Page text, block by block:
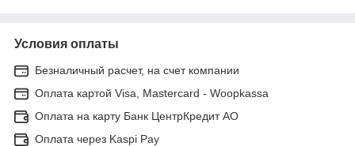
Условия оплаты
Безналичный расчет, на счет компании
Оплата картой Visa, Mastercard - Woopkassa
Оплата на карту Банк ЦентрКредит АО
Оплата через Kaspi Pay